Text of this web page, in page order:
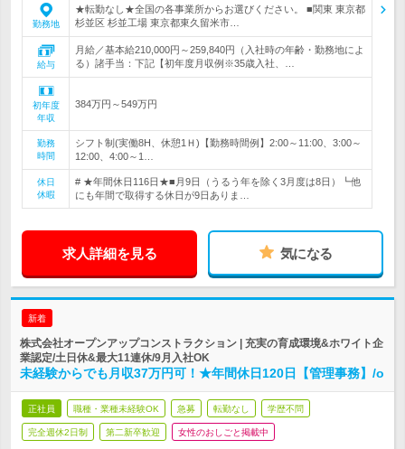
勤務地
★転勤なし★全国の各事業所からお選びください。 ■関東 東京都
杉並区 杉並工場 東京都東久留米市…
給与
月給／基本給210,000円～259,840円（入社時の年齢・勤務地によ
る）諸手当：下記【初年度月収例※35歳入社、…
初年度
年収
384万円～549万円
勤務
時間
シフト制(実働8H、休憩1Ｈ)【勤務時間例】2:00～11:00、3:00～
12:00、4:00～1…
休日
休暇
# ★年間休日116日★■月9日（うるう年を除く3月度は8日）┗他
にも年間で取得する休日が9日ありま…
求人詳細を見る 気になる
新着
株式会社オープンアップコンストラクション | 充実の育成環境&ホワイト企
業認定/土日休&最大11連休/9月入社OK
未経験からでも月収37万円可！★年間休日120日【管理事務】/o
正社員 職種・業種未経験OK 急募 転勤なし 学歴不問
完全週休2日制 第二新卒歓迎 女性のおしごと掲載中